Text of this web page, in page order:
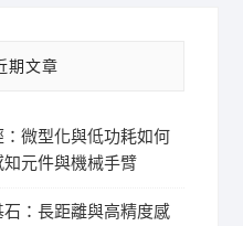
期文章
微型化與低功耗如何
元件與機械手臂
：長距離與高精度感